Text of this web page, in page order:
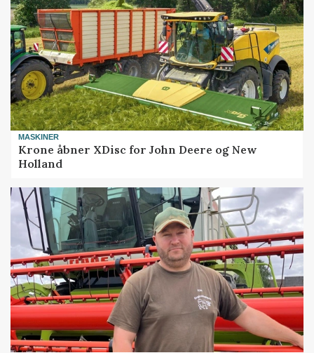
MASKINER
Krone åbner XDisc for John Deere og New
Holland